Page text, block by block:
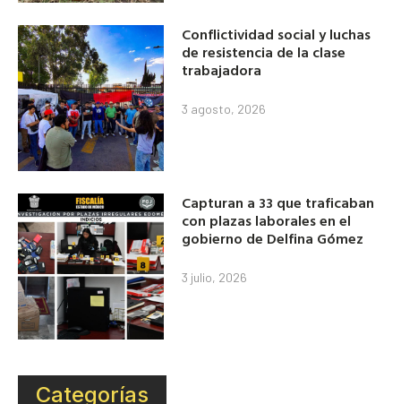
Conflictividad social y luchas
de resistencia de la clase
trabajadora
3 agosto, 2026
Capturan a 33 que traficaban
con plazas laborales en el
gobierno de Delfina Gómez
3 julio, 2026
Categorías